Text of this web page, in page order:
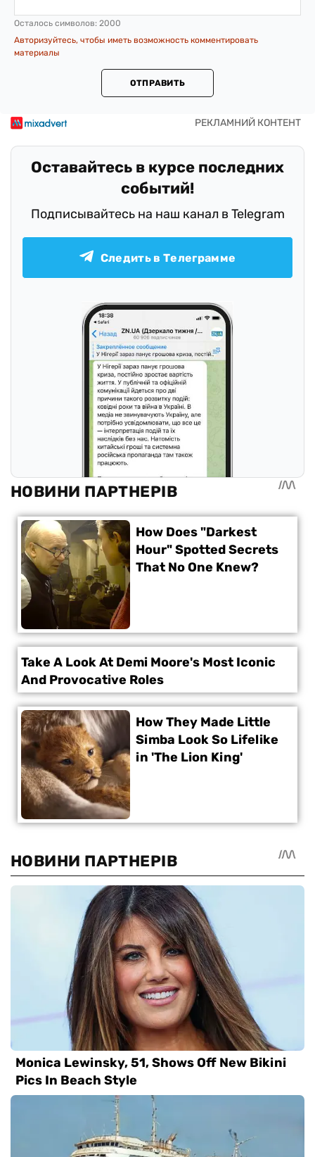
Осталось символов: 2000
Авторизуйтесь, чтобы иметь возможность комментировать
материалы
ОТПРАВИТЬ
Оставайтесь в курсе последних
событий!
Подписывайтесь на наш канал в Telegram
Следить в Телеграмме